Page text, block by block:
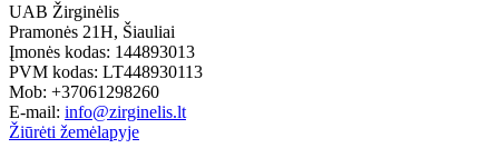
UAB Žirginėlis
Pramonės 21H, Šiauliai
Įmonės kodas: 144893013
PVM kodas: LT448930113
Mob: +37061298260
E-mail: info@zirginelis.lt
Žiūrėti žemėlapyje